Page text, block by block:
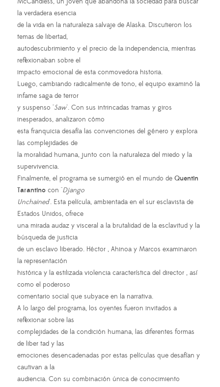
la verdadera esencia
de la vida en la naturaleza salvaje de Alaska. Discutieron los
temas de libertad,
autodescubrimiento y el precio de la independencia, mientras
reflexionaban sobre el
impacto emocional de esta conmovedora historia.
Luego, cambiando radicalmente de tono, el equipo examinó la
infame saga de terror
y suspenso "Saw". Con sus intrincadas tramas y giros
inesperados, analizaron cómo
esta franquicia desafía las convenciones del género y explora
las complejidades de
la moralidad humana, junto con la naturaleza del miedo y la
supervivencia.
Finalmente, el programa se sumergió en el mundo de Quentin
Tarantino con "Django
Unchained". Esta película, ambientada en el sur esclavista de
Estados Unidos, ofrece
una mirada audaz y visceral a la brutalidad de la esclavitud y la
búsqueda de justicia
de un esclavo liberado. Héctor , Ahinoa y Marcos examinaron
la representación
histórica y la estilizada violencia característica del director , así
como el poderoso
comentario social que subyace en la narrativa.
A lo largo del programa, los oyentes fueron invitados a
reflexionar sobre las
complejidades de la condición humana, las diferentes formas
de liber tad y las
emociones desencadenadas por estas películas que desafían y
cautivan a la
audiencia. Con su combinación única de conocimiento